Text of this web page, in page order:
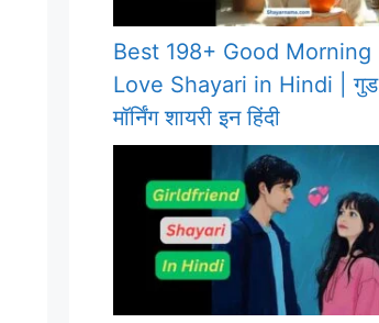
Best 198+ Good Morning
Love Shayari in Hindi | गुड
मॉर्निंग शायरी इन हिंदी